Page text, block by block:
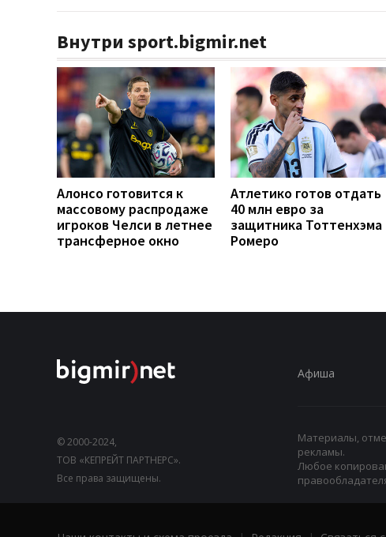
Внутри sport.bigmir.net
Алонсо готовится к
массовому распродаже
игроков Челси в летнее
трансферное окно
Атлетико готов отдать
40 млн евро за
защитника Тоттенхэма
Ромеро
© 2000-2024,
ТОВ «КЕПРЕЙТ ПАРТНЕРС».
Все права защищены.
Афиша
Материалы,
рекламы.
Любое